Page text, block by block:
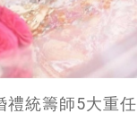
禮統籌師5大重任